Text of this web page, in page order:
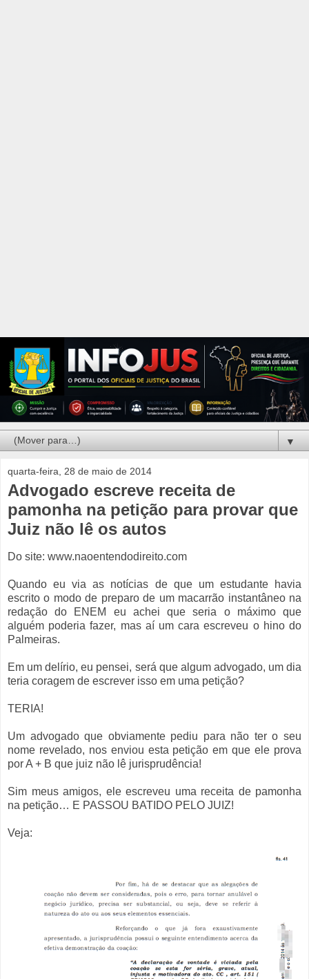
▼
quarta-feira, 28 de maio de 2014
Advogado escreve receita de
pamonha na petição para provar que
Juiz não lê os autos
Do site: www.naoentendodireito.com
Quando eu via as notícias de que um estudante havia
escrito o modo de preparo de um macarrão instantâneo na
redação do ENEM eu achei que seria o máximo que
alguém poderia fazer, mas aí um cara escreveu o hino do
Palmeiras.
Em um delírio, eu pensei, será que algum advogado, um dia
teria coragem de escrever isso em uma petição?
TERIA!
Um advogado que obviamente pediu para não ter o seu
nome revelado, nos enviou esta petição em que ele prova
por A + B que juiz não lê jurisprudência!
Sim meus amigos, ele escreveu uma receita de pamonha
na petição… E PASSOU BATIDO PELO JUIZ!
Veja: